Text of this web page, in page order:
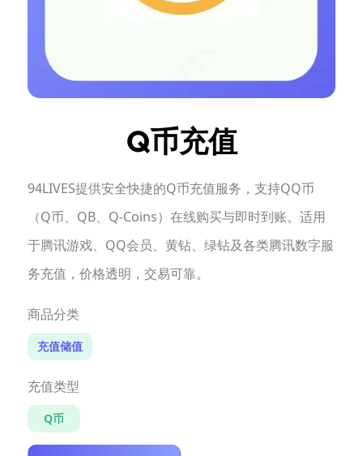
Q币充值
94LIVES提供安全快捷的Q币充值服务，支持QQ币
（Q币、QB、Q-Coins）在线购买与即时到账。适用
于腾讯游戏、QQ会员、黄钻、绿钻及各类腾讯数字服
务充值，价格透明，交易可靠。
商品分类
充值储值
充值类型
Q币